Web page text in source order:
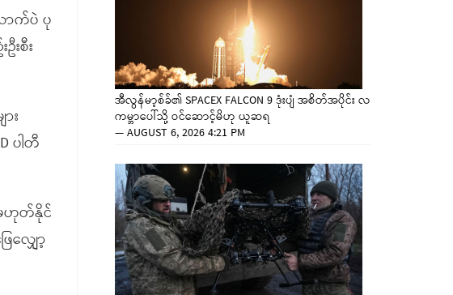
ာက်ပဲ ပု
စီး
း
ပါတီ
ဟုတ်နိုင်
လျှော့
အီလွန်မာ့စ်ခ်၏ SPACEX FALCON 9 ဒုံးပျံ အစိတ်အပိုင်း လ
ကမ္ဘာပေါ်သို့ ဝင်ဆောင့်မိဟု ယူဆရ
—AUGUST 6, 2026 4:21 PM